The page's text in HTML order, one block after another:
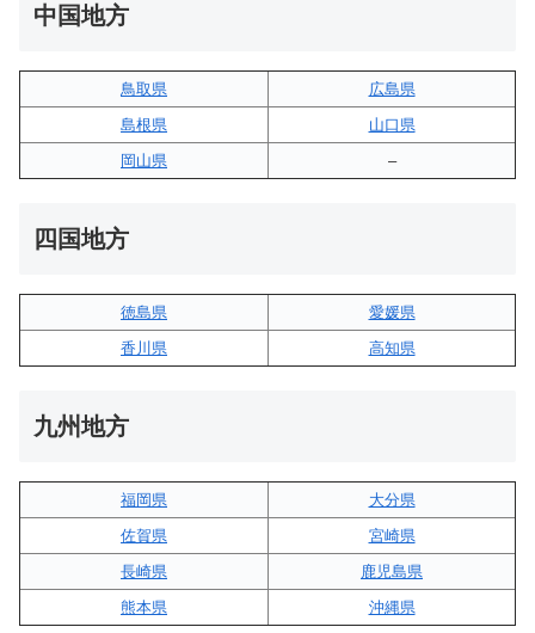
中国地方
鳥取県
広島県
島根県
山口県
岡山県
–
四国地方
徳島県
愛媛県
香川県
高知県
九州地方
福岡県
大分県
佐賀県
宮崎県
長崎県
鹿児島県
熊本県
沖縄県